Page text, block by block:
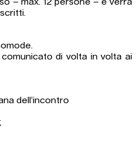
di volta in volta ai
dell’incontro